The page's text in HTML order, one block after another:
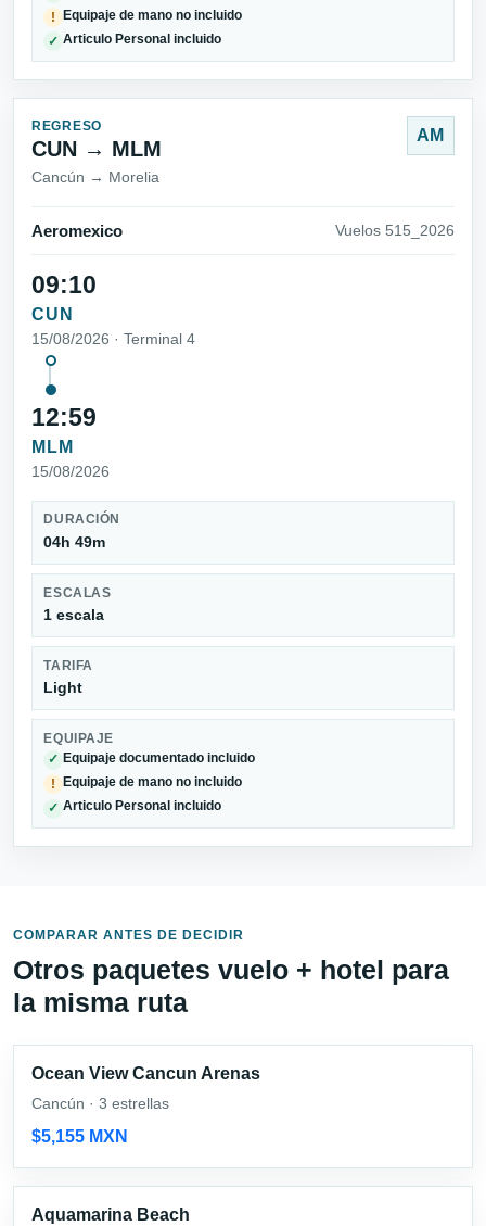
! Equipaje de mano no incluido
✓ Articulo Personal incluido
REGRESO
CUN → MLM
Cancún → Morelia
AM
Aeromexico Vuelos 515_2026
09:10
CUN
15/08/2026 · Terminal 4
12:59
MLM
15/08/2026
DURACIÓN
04h 49m
ESCALAS
1 escala
TARIFA
Light
EQUIPAJE
✓ Equipaje documentado incluido
! Equipaje de mano no incluido
✓ Articulo Personal incluido
COMPARAR ANTES DE DECIDIR
Otros paquetes vuelo + hotel para
la misma ruta
Ocean View Cancun Arenas
Cancún · 3 estrellas
$5,155 MXN
Aquamarina Beach